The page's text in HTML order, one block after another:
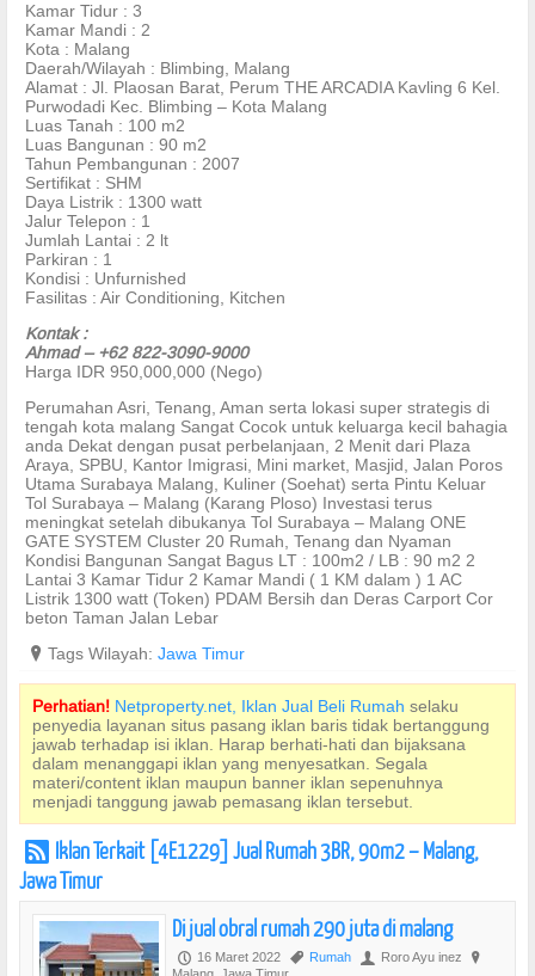
Kamar Tidur : 3
Kamar Mandi : 2
Kota : Malang
Daerah/Wilayah : Blimbing, Malang
Alamat : Jl. Plaosan Barat, Perum THE ARCADIA Kavling 6 Kel.
Purwodadi Kec. Blimbing – Kota Malang
Luas Tanah : 100 m2
Luas Bangunan : 90 m2
Tahun Pembangunan : 2007
Sertifikat : SHM
Daya Listrik : 1300 watt
Jalur Telepon : 1
Jumlah Lantai : 2 lt
Parkiran : 1
Kondisi : Unfurnished
Fasilitas : Air Conditioning, Kitchen
Kontak :
Ahmad – +62 822-3090-9000
Harga IDR 950,000,000 (Nego)
Perumahan Asri, Tenang, Aman serta lokasi super strategis di
tengah kota malang Sangat Cocok untuk keluarga kecil bahagia
anda Dekat dengan pusat perbelanjaan, 2 Menit dari Plaza
Araya, SPBU, Kantor Imigrasi, Mini market, Masjid, Jalan Poros
Utama Surabaya Malang, Kuliner (Soehat) serta Pintu Keluar
Tol Surabaya – Malang (Karang Ploso) Investasi terus
meningkat setelah dibukanya Tol Surabaya – Malang ONE
GATE SYSTEM Cluster 20 Rumah, Tenang dan Nyaman
Kondisi Bangunan Sangat Bagus LT : 100m2 / LB : 90 m2 2
Lantai 3 Kamar Tidur 2 Kamar Mandi ( 1 KM dalam ) 1 AC
Listrik 1300 watt (Token) PDAM Bersih dan Deras Carport Cor
beton Taman Jalan Lebar
? Tags Wilayah: Jawa Timur
Perhatian! Netproperty.net, Iklan Jual Beli Rumah selaku
penyedia layanan situs pasang iklan baris tidak bertanggung
jawab terhadap isi iklan. Harap berhati-hati dan bijaksana
dalam menanggapi iklan yang menyesatkan. Segala
materi/content iklan maupun banner iklan sepenuhnya
menjadi tanggung jawab pemasang iklan tersebut.
r Iklan Terkait [4E1229] Jual Rumah 3BR, 90m2 – Malang,
Jawa Timur
Di jual obral rumah 290 juta di malang
P 16 Maret 2022 , Rumah U Roro Ayu inez ?